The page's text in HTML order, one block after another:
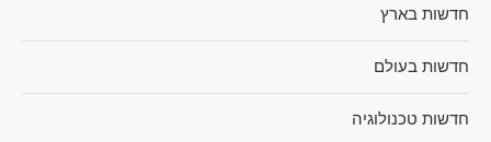
חדשות בארץ
חדשות בעולם
חדשות טכנולוגיה